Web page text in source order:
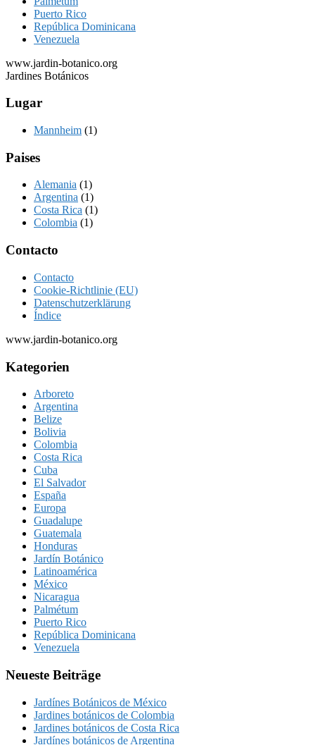
Puerto Rico
República Dominicana
Venezuela
www.jardin-botanico.org
Jardines Botánicos
Lugar
Mannheim (1)
Paises
Alemania (1)
Argentina (1)
Costa Rica (1)
Colombia (1)
Footer
Contacto
Contacto
Cookie-Richtlinie (EU)
Datenschutzerklärung
Índice
www.jardin-botanico.org
Kategorien
Arboreto
Argentina
Belize
Bolivia
Colombia
Costa Rica
Cuba
El Salvador
España
Europa
Guadalupe
Guatemala
Honduras
Jardín Botánico
Latinoamérica
México
Nicaragua
Palmétum
Puerto Rico
República Dominicana
Venezuela
Neueste Beiträge
Jardínes Botánicos de México
Jardines botánicos de Colombia
Jardines botánicos de Costa Rica
Jardínes botánicos de Argentina